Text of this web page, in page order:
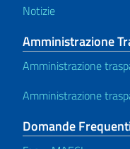
Notizie
Amministrazione
Amministrazione
Amministrazione
Domande